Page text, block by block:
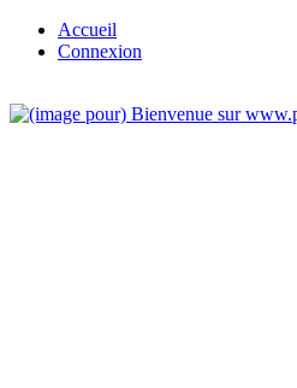
Accueil
Connexion